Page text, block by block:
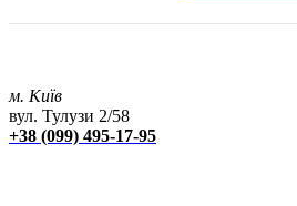
м. Київ
вул. Тулузи 2/58
+38 (099) 495-17-95